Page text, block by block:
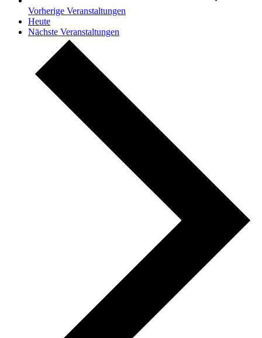
Vorherige Veranstaltungen
Heute
Nächste Veranstaltungen